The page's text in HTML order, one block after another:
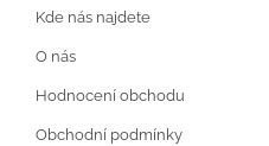
Kde nás najdete
O nás
Hodnocení obchodu
Obchodní podmínky